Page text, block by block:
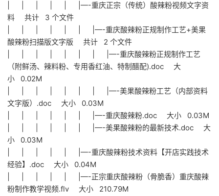
| | | | | |—-重庆正宗（传统）酸辣粉视频文字资
料 共计 3 个文件
| | | | | | |—-重庆酸辣粉正规制作工艺+美果
酸辣粉扫描版文字版 共计 2 个文件
| | | | | | | |—-重庆酸辣粉正规制作工艺
（附鲜汤、辣料粉、专用香红油、特制醋配).doc 大
小 0.02M
| | | | | | | |—-美果酸辣粉工艺（内部资料
文字版）.doc 大小 0.03M
| | | | | | |—-重庆酸辣粉.doc 大小 0.03M
| | | | | | |—-美果酸辣粉的最新技术.doc 大
小 0.03M
| | | | | |—-重庆酸辣粉技术资料【开店实践技术
经验】.doc 大小 0.04M
| | | | | |—-正宗重庆酸辣粉（骨脆香）重庆酸辣
粉制作教学视频.flv 大小 210.79M